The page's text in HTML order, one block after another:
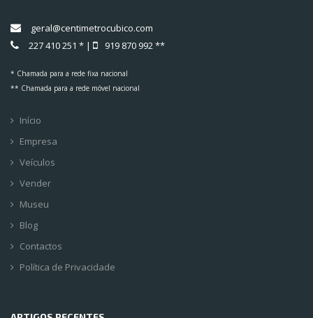
geral@centimetrocubico.com
227 410 251 * |
919 870 992 **
* Chamada para a rede fixa nacional
** Chamada para a rede móvel nacional
Início
Empresa
Veículos
Vender
Museu
Blog
Contactos
Política de Privacidade